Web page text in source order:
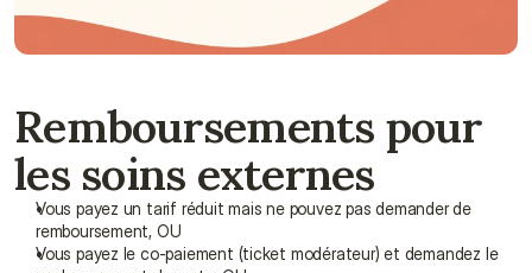
Parlez à un conseiller
Remboursements pour
les soins externes
Vous payez un tarif réduit mais ne pouvez pas demander de
remboursement, OU
Vous payez le co-paiement (ticket modérateur) et demandez le